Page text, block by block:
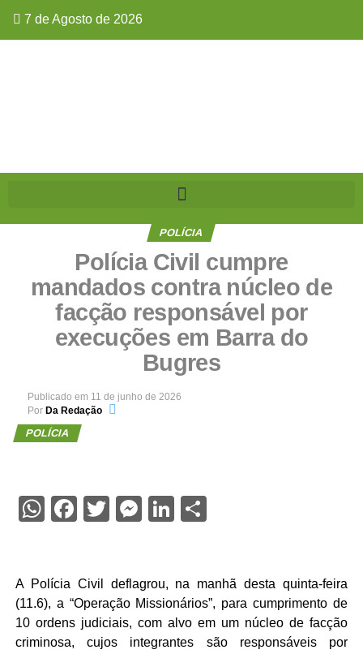
7 de Agosto de 2026
POLÍCIA
Polícia Civil cumpre
mandados contra núcleo de
facção responsável por
execuções em Barra do
Bugres
Publicado em 11 de junho de 2026
Por Da Redação
POLÍCIA
WhatsApp
Facebook
Twitter
Messenger
LinkedIn
Share
A Polícia Civil deflagrou, na manhã desta quinta-feira
(11.6), a “Operação Missionários”, para cumprimento de
10 ordens judiciais, com alvo em um núcleo de facção
criminosa, cujos integrantes são responsáveis por